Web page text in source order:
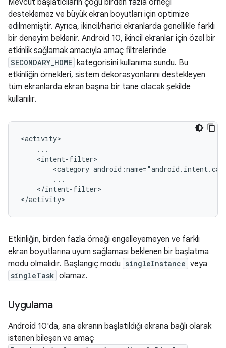
Mevcut başlatıcıların çoğu birden fazla örneği
desteklemez ve büyük ekran boyutları için optimize
edilmemiştir. Ayrıca, ikincil/harici ekranlarda genellikle farklı
bir deneyim beklenir. Android 10, ikincil ekranlar için özel bir
etkinlik sağlamak amacıyla amaç filtrelerinde
SECONDARY_HOME kategorisini kullanıma sundu. Bu
etkinliğin örnekleri, sistem dekorasyonlarını destekleyen
tüm ekranlarda ekran başına bir tane olacak şekilde
kullanılır.
<activity>
    ...
    <intent-filter>
<category
        ...
    </intent-filter>
</activity>
Etkinliğin, birden fazla örneği engelleyemeyen ve farklı
ekran boyutlarına uyum sağlaması beklenen bir başlatma
modu olmalıdır. Başlangıç modu singleInstance veya
singleTask olamaz.
Uygulama
Android 10'da, ana ekranın başlatıldığı ekrana bağlı olarak
istenen bileşen ve amaç